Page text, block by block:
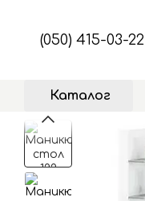
(050) 415-03-22
Каталог